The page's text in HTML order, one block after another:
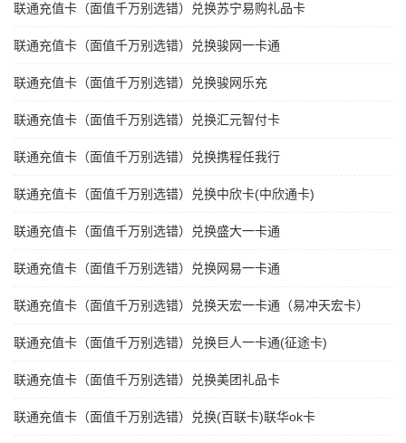
联通充值卡（面值千万别选错）兑换苏宁易购礼品卡
联通充值卡（面值千万别选错）兑换骏网一卡通
联通充值卡（面值千万别选错）兑换骏网乐充
联通充值卡（面值千万别选错）兑换汇元智付卡
联通充值卡（面值千万别选错）兑换携程任我行
联通充值卡（面值千万别选错）兑换中欣卡(中欣通卡)
联通充值卡（面值千万别选错）兑换盛大一卡通
联通充值卡（面值千万别选错）兑换网易一卡通
联通充值卡（面值千万别选错）兑换天宏一卡通（易冲天宏卡）
联通充值卡（面值千万别选错）兑换巨人一卡通(征途卡)
联通充值卡（面值千万别选错）兑换美团礼品卡
联通充值卡（面值千万别选错）兑换(百联卡)联华ok卡